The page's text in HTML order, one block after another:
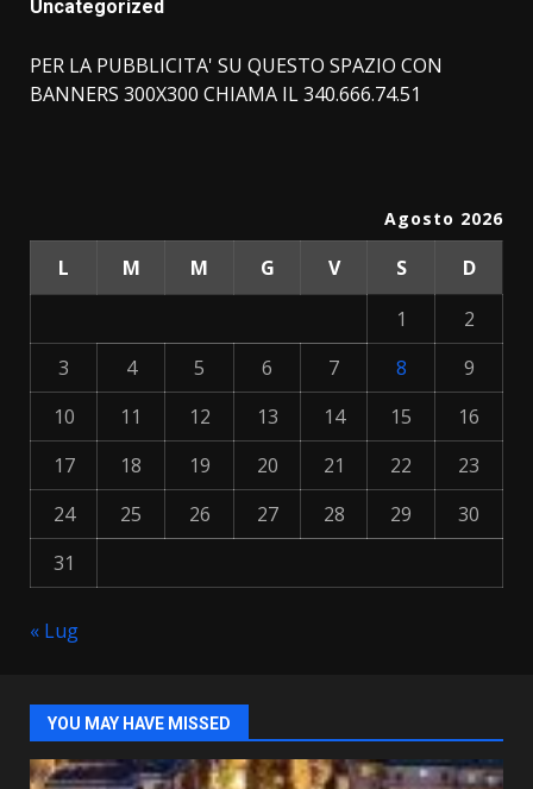
Uncategorized
PER LA PUBBLICITA' SU QUESTO SPAZIO CON
BANNERS 300X300 CHIAMA IL 340.666.74.51
Agosto 2026
L M M G V S
D
1
2
3
4 5 6 7 8
9
10
11 12 13 14 15
16
17
18 19 20 21 22
23
24
25 26 27 28 29
30
31
« Lug
YOU MAY HAVE MISSED